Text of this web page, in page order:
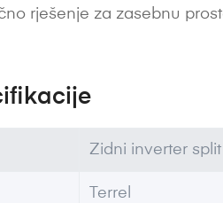
rješenje za zasebnu
Zidni inverter
Terrel